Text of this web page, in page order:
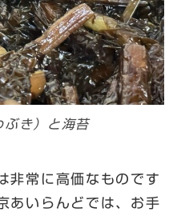
ぶき）と海苔
非常に高価なものです
あいらんどでは、お手